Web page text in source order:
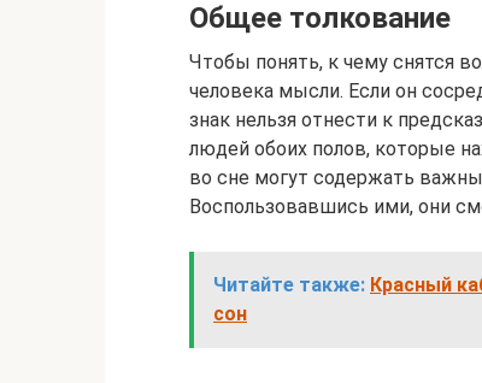
Общее толкование
Чтобы понять, к чему снятся
человека мысли. Если он
знак нельзя отнести к
людей обоих полов, которые
во сне могут содержать
Воспользовавшись ими, они
Читайте также: Красный
сон